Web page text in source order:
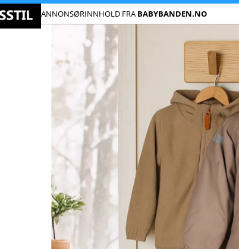
ANNONSØRINNHOLD FRA BABYBANDEN.NO